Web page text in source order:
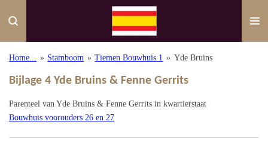
direct
de
Home... » Stamboom » Tiemen Bouwhuis 1 » Yde Bruins
Bijlage 4 Yde Bruins & Fenne Gerrits
Parenteel van Yde Bruins & Fenne Gerrits in kwartierstaat
Bouwhuis voorouders 26 en 27